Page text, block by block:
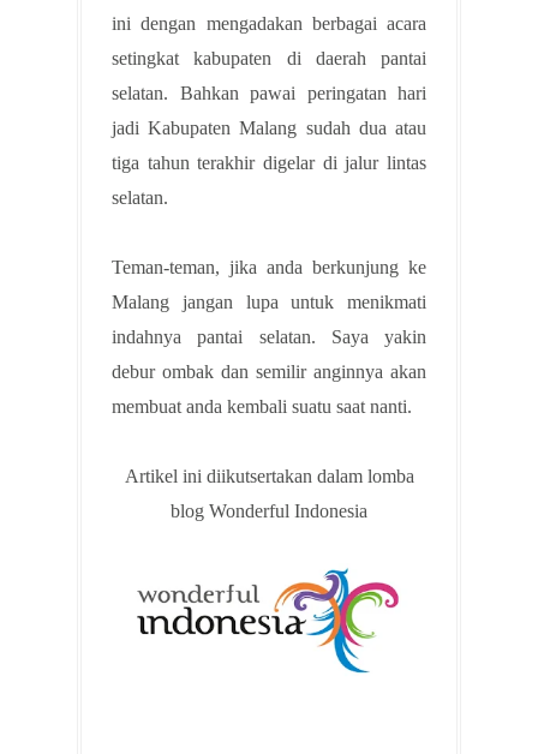
ini dengan mengadakan berbagai acara
setingkat kabupaten di daerah pantai
selatan. Bahkan pawai peringatan hari
jadi Kabupaten Malang sudah dua atau
tiga tahun terakhir digelar di jalur lintas
selatan.
Teman-teman, jika anda berkunjung ke
Malang jangan lupa untuk menikmati
indahnya pantai selatan. Saya yakin
debur ombak dan semilir anginnya akan
membuat anda kembali suatu saat nanti.
Artikel ini diikutsertakan dalam lomba
blog Wonderful Indonesia